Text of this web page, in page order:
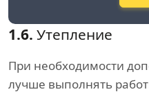
1.6. Утепление
При необходимости
лучше выполнять